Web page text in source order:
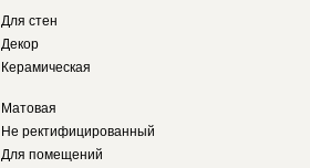
Для стен
Декор
Керамическая
Матовая
Не ректифицированный
Для помещений